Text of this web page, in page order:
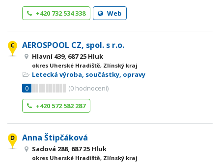
+420 732 534 338
Web
AEROSPOOL CZ, spol. s r.o.
Hlavní 439, 687 25 Hluk
okres Uherské Hradiště, Zlínský kraj
Letecká výroba, součástky, opravy
0
(0 hodnocení)
+420 572 582 287
Anna Štipčáková
Sadová 288, 687 25 Hluk
okres Uherské Hradiště, Zlínský kraj